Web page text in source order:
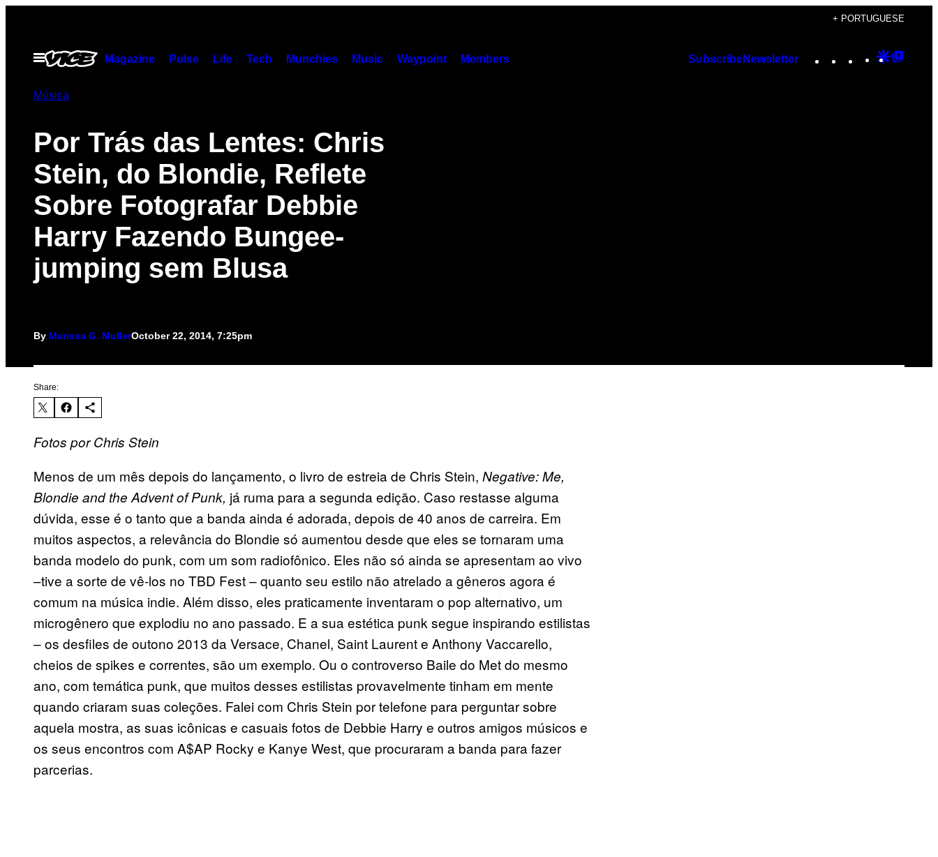
content
+ PORTUGUESE
Open
Menu
Magazine Pulse Life Tech Munchies Music Waypoint Members SubscribeNewsletter Instagram
TikTok
YouTube
Google
Música
Por Trás das Lentes: Chris
Stein, do Blondie, Reflete
Sobre Fotografar Debbie
Harry Fazendo Bungee-
jumping sem Blusa
By Marissa G. MullerOctober 22, 2014, 7:25pm
Share:
Fotos por Chris Stein
Menos de um mês depois do lançamento, o livro de estreia de Chris Stein, Negative:Me,
Blondie and the Advent of Punk, já ruma para a segunda edição. Caso restasse alguma
dúvida, esse é o tanto que a banda ainda é adorada, depois de 40 anos de carreira. Em
muitos aspectos, a relevância do Blondie só aumentou desde que eles se tornaram uma
banda modelo do punk, com um som radiofônico. Eles não só ainda se apresentam ao vivo
–tive a sorte de vê-los no TBD Fest – quanto seu estilo não atrelado a gêneros agora é
comum na música indie. Além disso, eles praticamente inventaram o pop alternativo, um
microgênero que explodiu no ano passado. E a sua estética punk segue inspirando estilistas
– os desfiles de outono 2013 da Versace, Chanel, Saint Laurent e Anthony Vaccarello,
cheios de spikes e correntes, são um exemplo. Ou o controverso Baile do Met do mesmo
ano, com temática punk, que muitos desses estilistas provavelmente tinham em mente
quando criaram suas coleções. Falei com Chris Stein por telefone para perguntar sobre
aquela mostra, as suas icônicas e casuais fotos de Debbie Harry e outros amigos músicos e
os seus encontros com A$AP Rocky e Kanye West, que procuraram a banda para fazer
parcerias.